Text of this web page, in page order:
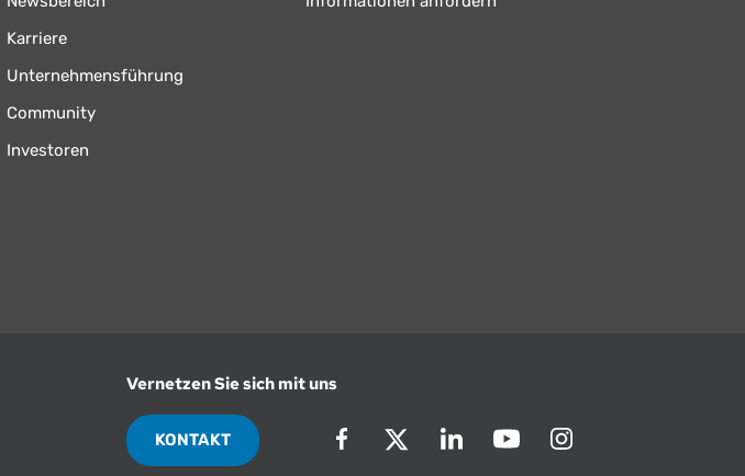
Karriere
Unternehmensführung
Community
Investoren
Vernetzen Sie sich mit uns
KONTAKT